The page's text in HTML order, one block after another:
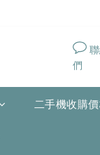
們
二手機收購